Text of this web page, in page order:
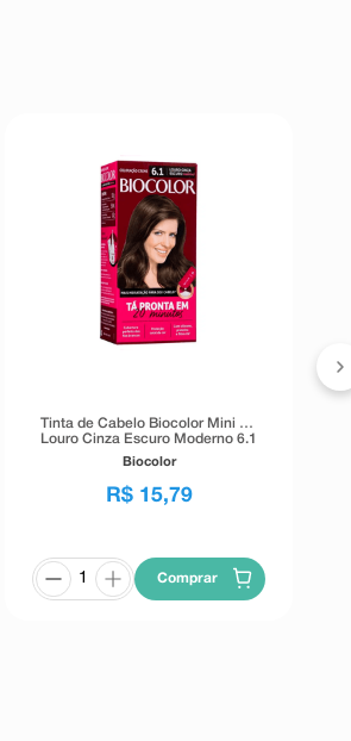
Tinta de Cabelo Biocolor Mini Kit
Louro Cinza Escuro Moderno 6.1
Biocolor
R$ 15,79
Comprar